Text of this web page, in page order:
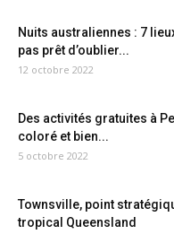
Nuits australiennes : 7
pas prêt d’oublier...
12 octobre 2022
Des activités gratuites à
coloré et bien...
5 octobre 2022
Townsville, point
tropical Queensland